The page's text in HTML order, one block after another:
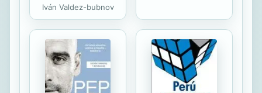
Iván Valdez-bubnov